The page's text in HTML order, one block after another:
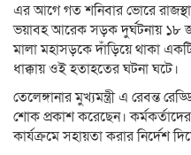
এর আগে গত শনিবার ভোরে
ভয়াবহ আরেক সড়ক দুর্ঘটনায়
মালা মহাসড়কে দাঁড়িয়ে থাকা একটি
ধাক্কায় ওই হতাহতের ঘটনা ঘটে।
তেলেঙ্গানার মুখ্যমন্ত্রী এ রেবন্ত
শোক প্রকাশ করেছেন।
কার্যক্রমে সহায়তা করার নির্দেশ